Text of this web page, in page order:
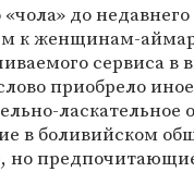
«чола» до
к женщинам-
сервиса в
приобрело
в боливийском
но